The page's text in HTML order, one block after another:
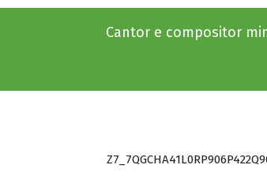
Cantor e compositor